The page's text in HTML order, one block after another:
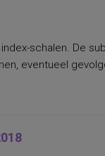
schalen. De
eventueel